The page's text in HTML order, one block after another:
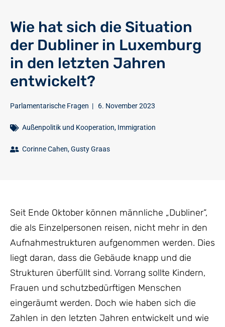
Wie hat sich die Situation
der Dubliner in Luxemburg
in den letzten Jahren
entwickelt?
Parlamentarische Fragen | 6. November 2023
Außenpolitik und Kooperation, Immigration
Corinne Cahen,Gusty Graas
Seit Ende Oktober können männliche „Dubliner“,
die als Einzelpersonen reisen, nicht mehr in den
Aufnahmestrukturen aufgenommen werden. Dies
liegt daran, dass die Gebäude knapp und die
Strukturen überfüllt sind. Vorrang sollte Kindern,
Frauen und schutzbedürftigen Menschen
eingeräumt werden. Doch wie haben sich die
Zahlen in den letzten Jahren entwickelt und wie